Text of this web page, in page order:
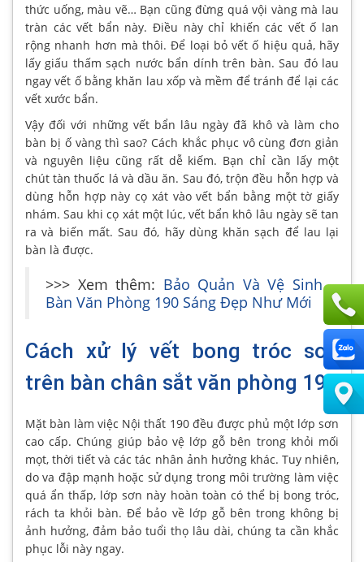
thức uống, màu vẽ… Bạn cũng đừng quá vội vàng mà lau
tràn các vết bẩn này. Điều này chỉ khiến các vết ố lan
rộng nhanh hơn mà thôi. Để loại bỏ vết ố hiệu quả, hãy
lấy giấu thấm sạch nước bẩn dính trên bàn. Sau đó lau
ngay vết ố bằng khăn lau xốp và mềm để tránh để lại các
vết xước bẩn.
Vậy đối với những vết bẩn lâu ngày đã khô và làm cho
bàn bị ố vàng thì sao? Cách khắc phục vô cùng đơn giản
và nguyên liệu cũng rất dễ kiếm. Bạn chỉ cần lấy một
chút tàn thuốc lá và dầu ăn. Sau đó, trộn đều hỗn hợp và
dùng hỗn hợp này cọ xát vào vết bẩn bằng một tờ giấy
nhám. Sau khi cọ xát một lúc, vết bẩn khô lâu ngày sẽ tan
ra và biến mất. Sau đó, hãy dùng khăn sạch để lau lại
bàn là được.
>>> Xem thêm: Bảo Quản Và Vệ Sinh
Bàn Văn Phòng 190 Sáng Đẹp Như Mới
Cách xử lý vết bong tróc sơn
trên bàn chân sắt văn phòng 190
Mặt bàn làm việc Nội thất 190 đều được phủ một lớp sơn
cao cấp. Chúng giúp bảo vệ lớp gỗ bên trong khỏi mối
mọt, thời tiết và các tác nhân ảnh hưởng khác. Tuy nhiên,
do va đập mạnh hoặc sử dụng trong môi trường làm việc
quá ẩn thấp, lớp sơn này hoàn toàn có thể bị bong tróc,
rách ta khỏi bàn. Để bảo về lớp gỗ bên trong không bị
ảnh hưởng, đảm bảo tuổi thọ lâu dài, chúng ta cần khắc
phục lỗi này ngay.